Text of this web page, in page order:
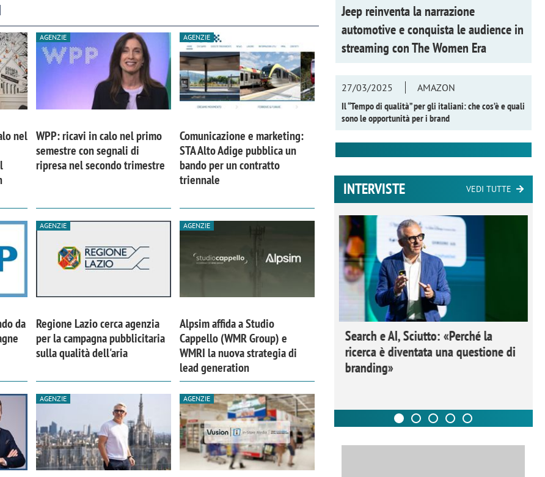
nel
AGENZIE
WPP: ricavi in calo nel primo
semestre con segnali di
ripresa nel secondo trimestre
AGENZIE
Comunicazione e marketing:
STA Alto Adige pubblica un
bando per un contratto
triennale
da
AGENZIE
Regione Lazio cerca agenzia
per la campagna pubblicitaria
sulla qualità dell'aria
AGENZIE
Alpsim affida a Studio
Cappello (WMR Group) e
WMRI la nuova strategia di
lead generation
AGENZIE AGENZIE
Jeep reinventa la narrazione
automotive e conquista le audience in
streaming conThe Women Era
27/03/2025
AMAZON
Il “Tempo di qualità” per gli italiani: che cos’è e quali
sono le opportunità per i brand
INTERVISTE VEDI TUTTE
di Deloitte Digital:
resta centrale, l’AI deve
Ricerche di mercato. Neri, Ipsos
Doxa: «Non basta più descrivere i
fenomeni: bisogna comprenderli e
tradurli in azioni»
Search e AI, Sciutto: «Perché la
ricerca è diventata una questione di
branding»